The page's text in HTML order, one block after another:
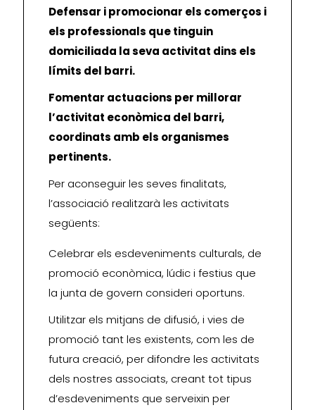
Defensar i promocionar els comerços i
els professionals que tinguin
domiciliada la seva activitat dins els
límits del barri.
Fomentar actuacions per millorar
l’activitat econòmica del barri,
coordinats amb els organismes
pertinents.
Per aconseguir les seves finalitats,
l’associació realitzarà les activitats
següents:
Celebrar els esdeveniments culturals, de
promoció econòmica, lúdic i festius que
la junta de govern consideri oportuns.
Utilitzar els mitjans de difusió, i vies de
promoció tant les existents, com les de
futura creació, per difondre les activitats
dels nostres associats, creant tot tipus
d’esdeveniments que serveixin per